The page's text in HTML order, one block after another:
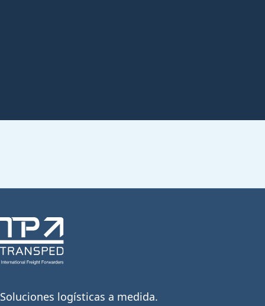
ESPECIALIZADOS.
Soluciones logísticas a medida.